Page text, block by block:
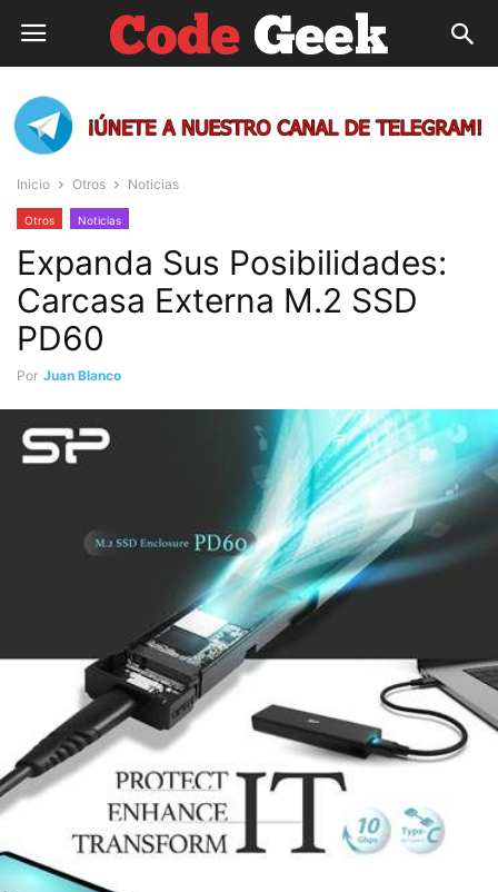
Inicio Otros Noticias
Otros Noticias
Expanda Sus Posibilidades:
Carcasa Externa M.2 SSD
PD60
Por Juan Blanco